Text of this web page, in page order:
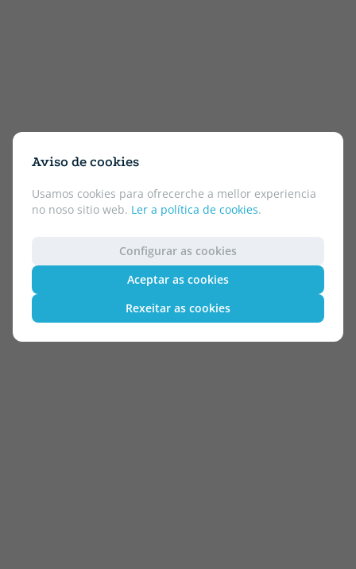
Aviso de cookies
Usamos cookies para ofrecerche a mellor experiencia
no noso sitio web. Ler a política de cookies.
Configurar as cookies
Aceptar as cookies
Rexeitar as cookies